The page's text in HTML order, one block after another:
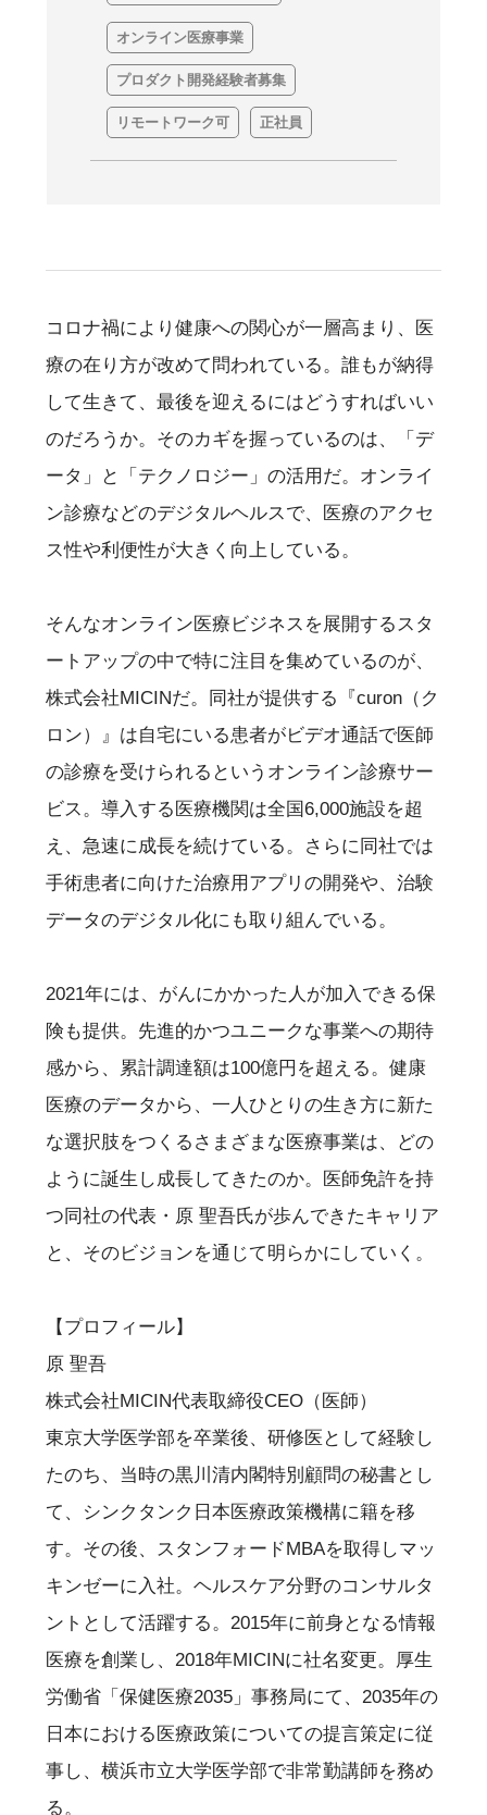
オンライン医療事業
プロダクト開発経験者募集
リモートワーク可 正社員
コロナ禍により健康への関心が一層高まり、医
療の在り方が改めて問われている。誰もが納得
して生きて、最後を迎えるにはどうすればいい
のだろうか。そのカギを握っているのは、「デ
ータ」と「テクノロジー」の活用だ。オンライ
ン診療などのデジタルヘルスで、医療のアクセ
ス性や利便性が大きく向上している。
そんなオンライン医療ビジネスを展開するスタ
ートアップの中で特に注目を集めているのが、
株式会社MICINだ。同社が提供する『curon（ク
ロン）』は自宅にいる患者がビデオ通話で医師
の診療を受けられるというオンライン診療サー
ビス。導入する医療機関は全国6,000施設を超
え、急速に成長を続けている。さらに同社では
手術患者に向けた治療用アプリの開発や、治験
データのデジタル化にも取り組んでいる。
2021年には、がんにかかった人が加入できる保
険も提供。先進的かつユニークな事業への期待
感から、累計調達額は100億円を超える。健康
医療のデータから、一人ひとりの生き方に新た
な選択肢をつくるさまざまな医療事業は、どの
ように誕生し成長してきたのか。医師免許を持
つ同社の代表・原 聖吾氏が歩んできたキャリア
と、そのビジョンを通じて明らかにしていく。
【プロフィール】
原 聖吾
株式会社MICIN代表取締役CEO（医師）
東京大学医学部を卒業後、研修医として経験し
たのち、当時の黒川清内閣特別顧問の秘書とし
て、シンクタンク日本医療政策機構に籍を移
す。その後、スタンフォードMBAを取得しマッ
キンゼーに入社。ヘルスケア分野のコンサルタ
ントとして活躍する。2015年に前身となる情報
医療を創業し、2018年MICINに社名変更。厚生
労働省「保健医療2035」事務局にて、2035年の
日本における医療政策についての提言策定に従
事し、横浜市立大学医学部で非常勤講師を務め
る。